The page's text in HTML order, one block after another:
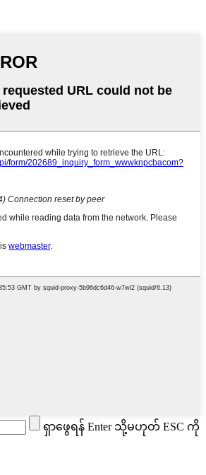
ရှာဖွေရန် Enter သို့မဟုတ် ESC ကို